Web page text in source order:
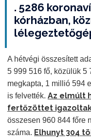
. 5286
kórházban,
A hétvégi összesített
5 999 516 fő, közülük 5
megkapta, 1 millió 594
is felvették. Az elmúlt
fertőzöttet
összesen 960 844 főre
száma. Elhunyt 304